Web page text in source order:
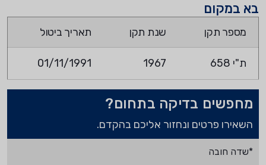
בא במקום
מספר תקן שנת תקן תאריך ביטול
ת"י 658 1967
01/11/1991
מחפשים בדיקה בתחום?
השאירו פרטים ונחזור אליכם בהקדם.
*שדה חובה